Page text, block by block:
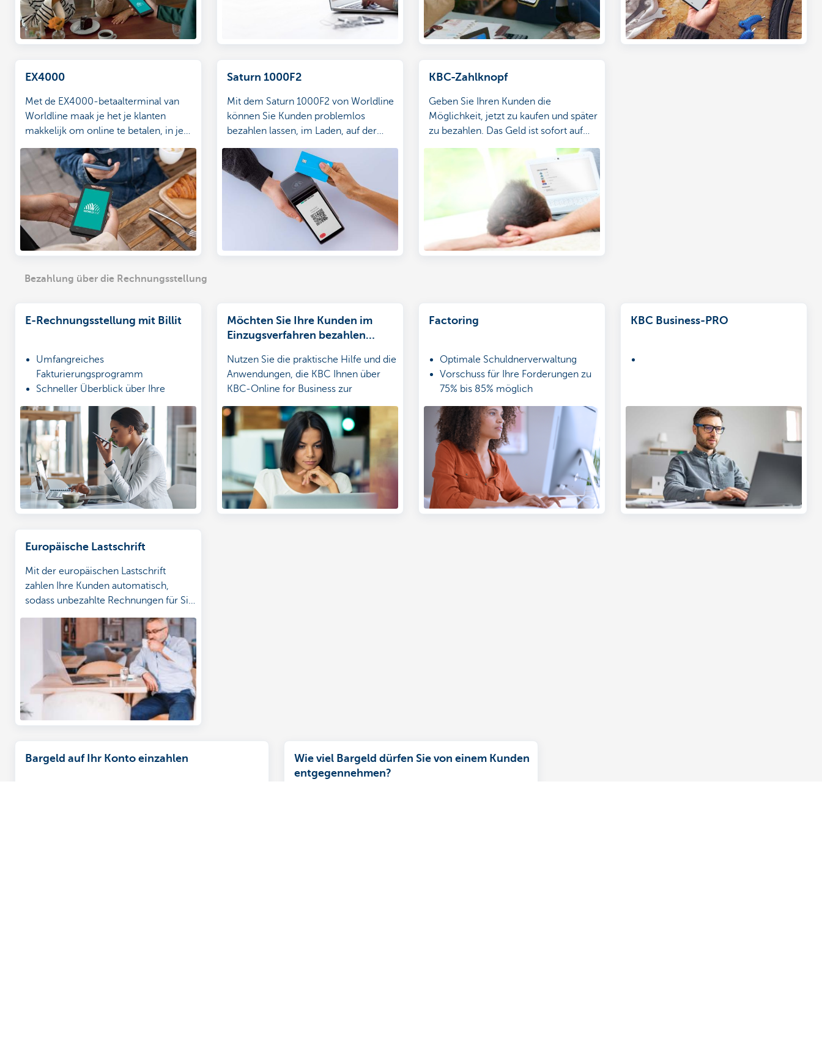
EX4000
Met de EX4000-betaalterminal van
Worldline maak je het je klanten
makkelijk om online te betalen, in je
zaak of onderweg.
Saturn 1000F2
Mit dem Saturn 1000F2 von Worldline
können Sie Kunden problemlos
bezahlen lassen, im Laden, auf der
Terrasse oder unterwegs.
KBC-Zahlknopf
Geben Sie Ihren Kunden die
Möglichkeit, jetzt zu kaufen und später
zu bezahlen. Das Geld ist sofort auf
Ihrem Konto. Eine Win-win-Situation!
Bezahlung über die Rechnungsstellung
E-Rechnungsstellung mit Billit
Umfangreiches
Fakturierungsprogramm
Schneller Überblick über Ihre
Finanzen
Bezahlen Sie bis zu 30 Rechnungen
mit 1 Klick
Möchten Sie Ihre Kunden im
Einzugsverfahren bezahlen
Business möglich!
Nutzen Sie die praktische Hilfe und die
Anwendungen, die KBC Ihnen über
KBC-Online for Business zur
Verfügung stellt. So wird das Öffnen
und Verwalten von europäischen
Lastschriften kinderleicht.
Factoring
Optimale Schuldnerverwaltung
Vorschuss für Ihre Forderungen zu
75% bis 85% möglich
Insolvenzrisikodeckung
KBC Business-PRO
Europäische Lastschrift
Mit der europäischen Lastschrift
zahlen Ihre Kunden automatisch,
sodass unbezahlte Rechnungen für Sie
kein Thema mehr sind.
Bargeld auf Ihr Konto einzahlen
Wie viel Bargeld dürfen Sie von einem Kunden
entgegennehmen?